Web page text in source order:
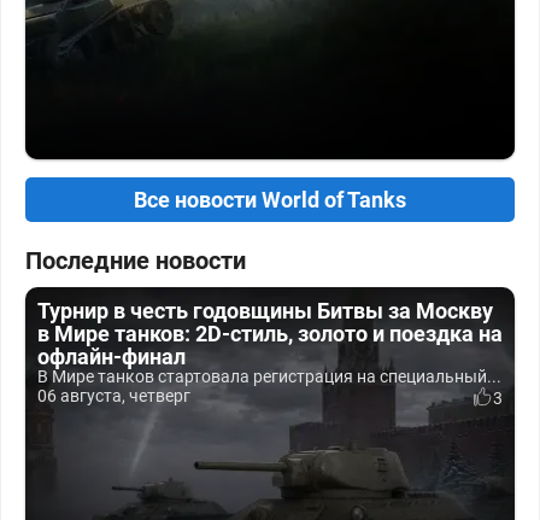
Все новости World of Tanks
Последние новости
Турнир в честь годовщины Битвы за Москву
в Мире танков: 2D-стиль, золото и поездка на
офлайн-финал
В Мире танков стартовала регистрация на специальный...
06 августа, четверг
3